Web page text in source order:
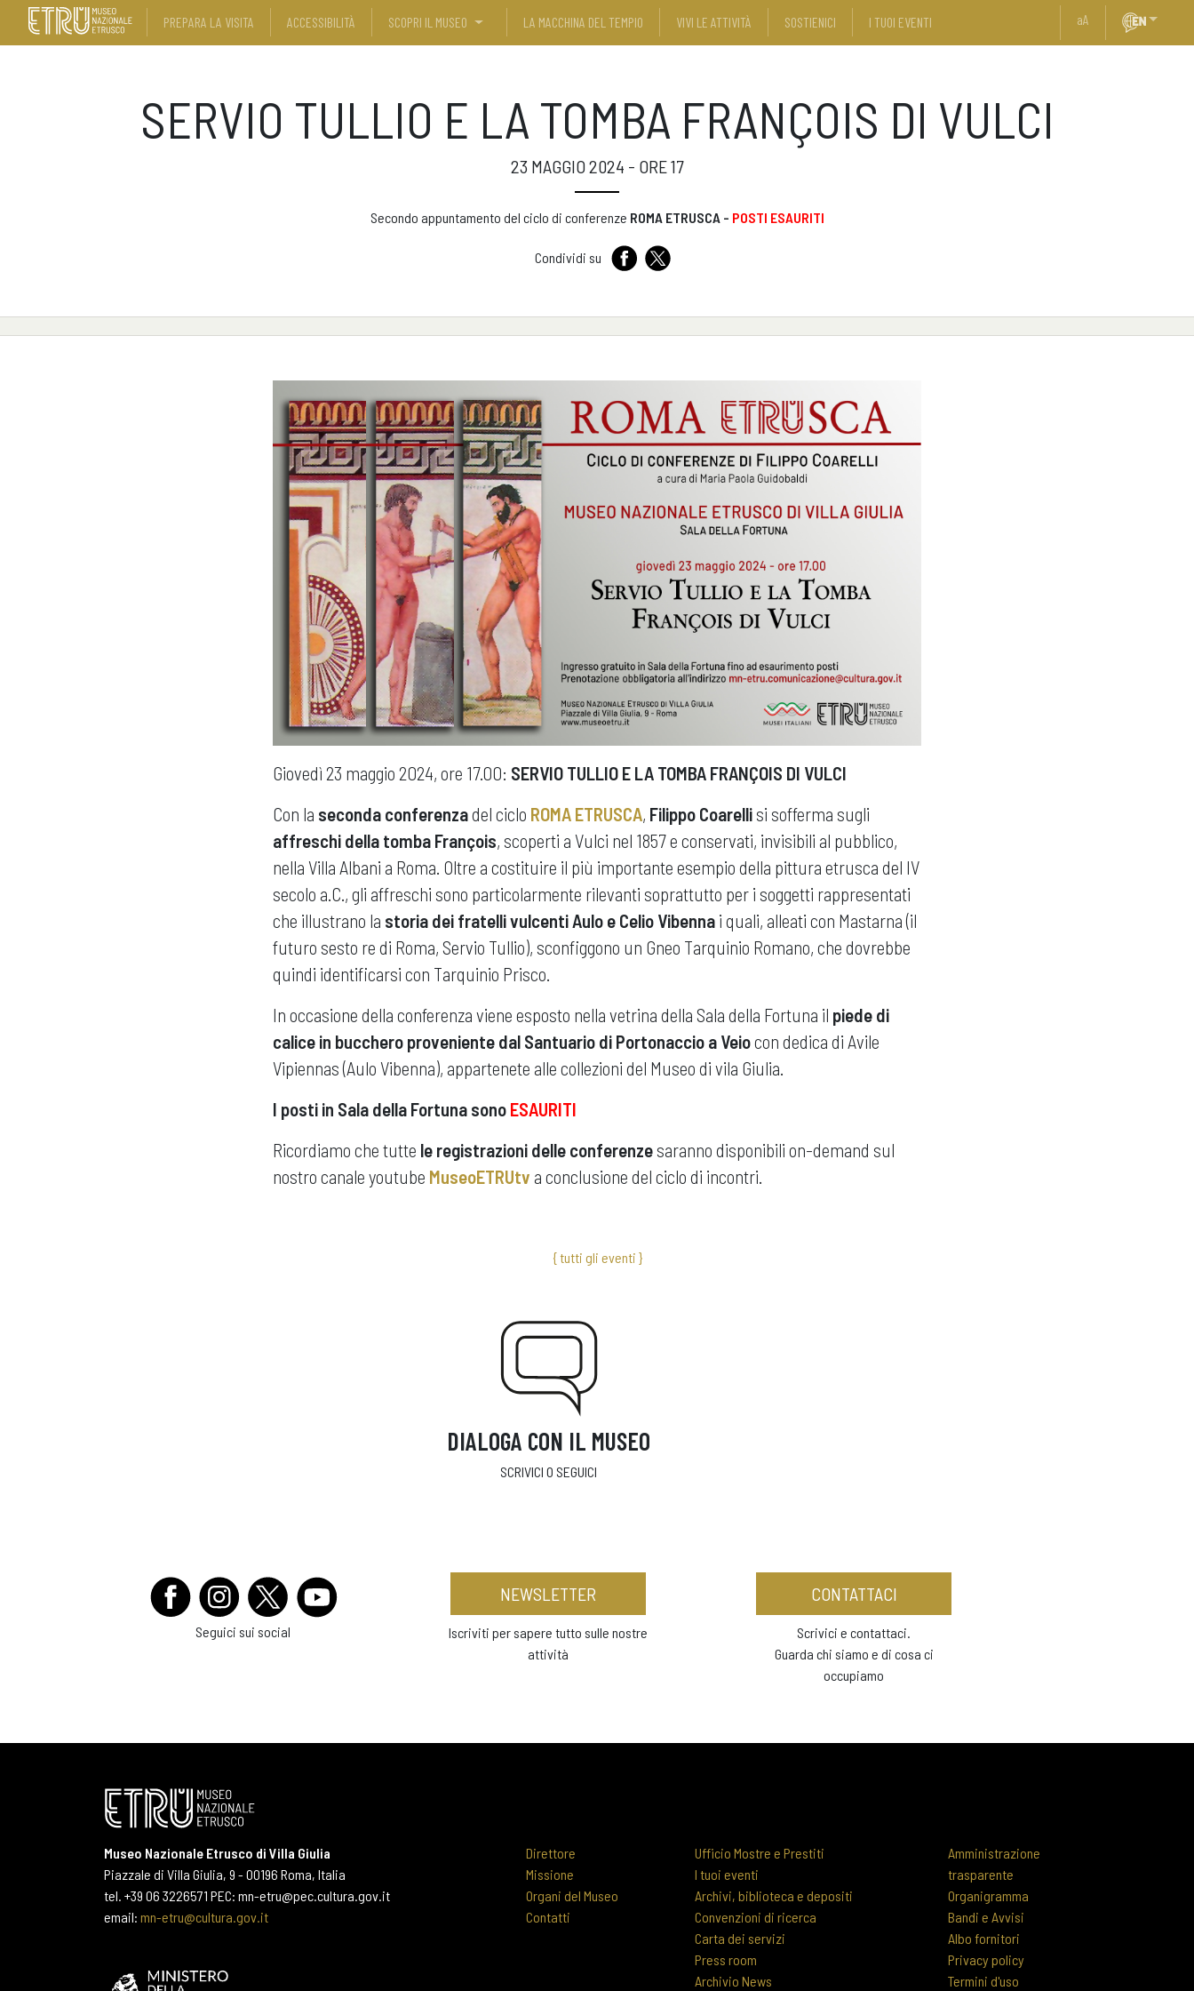
PREPARA LA VISITA ACCESSIBILITÀ SCOPRI IL MUSEO LA MACCHINA DEL TEMPIO VIVI LE ATTIVITÀ SOSTIENICI I TUOI EVENTI aA
SERVIO TULLIO E LA TOMBA FRANÇOIS DI VULCI
23 MAGGIO 2024 - ORE 17
Secondo appuntamento del ciclo di conferenze ROMA ETRUSCA - POSTI ESAURITI
Condividi su
Giovedì 23 maggio 2024, ore 17.00: SERVIO TULLIO E LA TOMBA FRANÇOIS DI VULCI
Con la seconda conferenzadel ciclo ROMA ETRUSCA, Filippo Coarelli si sofferma sugli
affreschi della tomba François, scoperti a Vulci nel 1857 e conservati, invisibili al pubblico,
nella Villa Albani a Roma. Oltre a costituire il più importante esempio della pittura etrusca del IV
secolo a.C., gli affreschi sono particolarmente rilevanti soprattutto per i soggetti rappresentati
che illustrano la storia dei fratelli vulcenti Aulo e Celio Vibenna i quali, alleati con Mastarna (il
futuro sesto re di Roma, Servio Tullio), sconfiggono un Gneo Tarquinio Romano, che dovrebbe
quindi identificarsi con Tarquinio Prisco.
In occasione della conferenza viene esposto nella vetrina della Sala della Fortuna il piede di
calice in bucchero proveniente dal Santuario di Portonaccio a Veiocon dedica di Avile
Vipiennas (Aulo Vibenna), appartenete alle collezioni del Museo di vila Giulia.
I posti in Sala della Fortuna sono ESAURITI
Ricordiamo che tutte le registrazioni delle conferenze saranno disponibili on-demand sul
nostro canale youtube MuseoETRUtv a conclusione del ciclo di incontri.
{ tutti gli eventi }
DIALOGA CON IL MUSEO
SCRIVICI O SEGUICI
Seguici sui social
NEWSLETTER
Iscriviti per sapere tutto sulle nostre
attività
CONTATTACI
Scrivici e contattaci.
Guarda chi siamo e di cosa ci
occupiamo
Museo Nazionale Etrusco di Villa Giulia
Piazzale di Villa Giulia, 9 - 00196 Roma, Italia
tel. +39 06 3226571 PEC: mn-etru@pec.cultura.gov.it
email: mn-etru@cultura.gov.it
Direttore
Missione
Organi del Museo
Contatti
Ufficio Mostre e Prestiti
I tuoi eventi
Archivi, biblioteca e depositi
Convenzioni di ricerca
Carta dei servizi
Press room
Archivio News
Amministrazione
trasparente
Organigramma
Bandi e Avvisi
Albo fornitori
Privacy policy
Termini d'uso